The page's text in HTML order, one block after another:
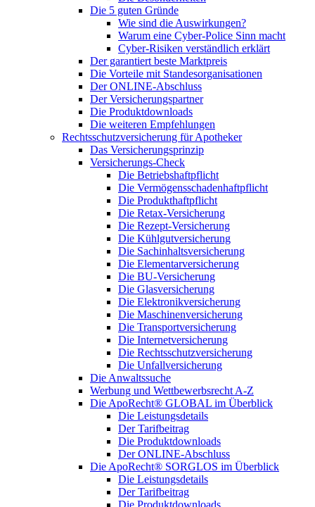
Die 5 guten Gründe
Wie sind die Auswirkungen?
Warum eine Cyber-Police Sinn macht
Cyber-Risiken verständlich erklärt
Der garantiert beste Marktpreis
Die Vorteile mit Standesorganisationen
Der ONLINE-Abschluss
Der Versicherungspartner
Die Produktdownloads
Die weiteren Empfehlungen
Rechtsschutzversicherung für Apotheker
Das Versicherungsprinzip
Versicherungs-Check
Die Betriebshaftpflicht
Die Vermögensschadenhaftpflicht
Die Produkthaftpflicht
Die Retax-Versicherung
Die Rezept-Versicherung
Die Kühlgutversicherung
Die Sachinhaltsversicherung
Die Elementarversicherung
Die BU-Versicherung
Die Glasversicherung
Die Elektronikversicherung
Die Maschinenversicherung
Die Transportversicherung
Die Internetversicherung
Die Rechtsschutzversicherung
Die Unfallversicherung
Die Anwaltssuche
Werbung und Wettbewerbsrecht A-Z
Die ApoRecht® GLOBAL im Überblick
Die Leistungsdetails
Der Tarifbeitrag
Die Produktdownloads
Der ONLINE-Abschluss
Die ApoRecht® SORGLOS im Überblick
Die Leistungsdetails
Der Tarifbeitrag
Die Produktdownloads